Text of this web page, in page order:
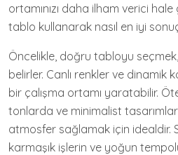
ortamınızı daha ilham verici
tablo kullanarak nasıl en iyi
Öncelikle, doğru tabloyu
belirler. Canlı renkler ve dinamik
bir çalışma ortamı yaratabilir.
tonlarda ve minimalist
atmosfer sağlamak için idealdir.
karmaşık işlerin ve yoğun